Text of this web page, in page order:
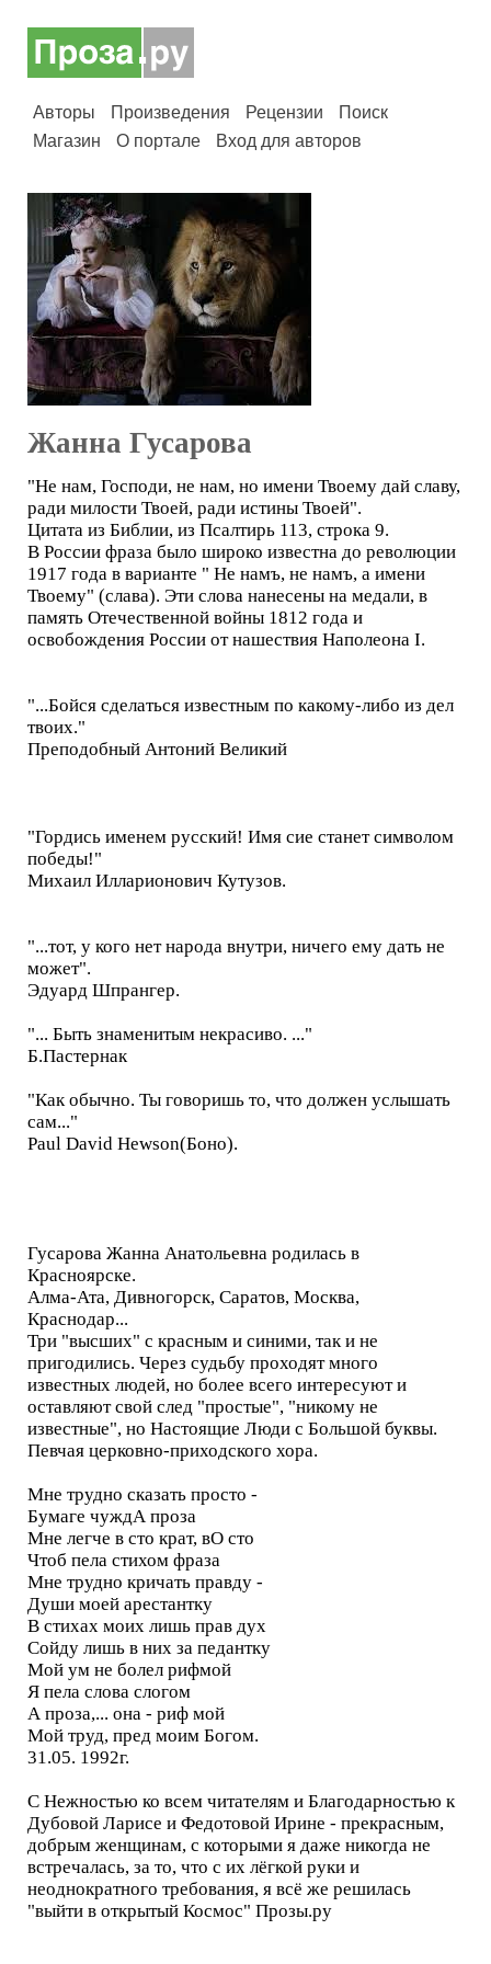
Авторы Произведения Рецензии
Поиск
Магазин
О портале Вход для авторов
Жанна Гусарова
"Не нам, Господи, не нам, но имени Твоему дай славу,
ради милости Твоей, ради истины Твоей".
Цитата из Библии, из Псалтирь 113, строка 9.
В России фраза было широко известна до революции
1917 года в варианте " Не намъ, не намъ, а имени
Твоему" (слава). Эти слова нанесены на медали, в
память Отечественной войны 1812 года и
освобождения России от нашествия Наполеона I.
"...Бойся сделаться известным по какому-либо из дел
твоих."
Преподобный Антоний Великий
"Гордись именем русский! Имя сие станет символом
победы!"
Михаил Илларионович Кутузов.
"...тот, у кого нет наро­да внутри, ничего ему дать не
может".
Эдуард Шпрангер.
"... Быть знаменитым некрасиво. ..."
Б.Пастернак
"Как обычно. Ты говоришь то, что должен услышать
сам..."
Paul David Hewson(Боно).
Гусарова Жанна Анатольевна родилась в
Красноярске.
Алма-Ата, Дивногорск, Саратов, Москва,
Краснодар...
Три "высших" с красным и синими, так и не
пригодились. Через судьбу проходят много
известных людей, но более всего интересуют и
оставляют свой след "простые", "никому не
известные", но Настоящие Люди с Большой буквы.
Певчая церковно-приходского хора.
Мне трудно сказать просто -
Бумаге чуждА проза
Мне легче в сто крат, вО сто
Чтоб пела стихом фраза
Мне трудно кричать правду -
Души моей арестантку
В стихах моих лишь прав дух
Сойду лишь в них за педантку
Мой ум не болел рифмой
Я пела слова слогом
А проза,... она - риф мой
Мой труд, пред моим Богом.
31.05. 1992г.
С Нежностью ко всем читателям и Благодарностью к
Дубовой Ларисе и Федотовой Ирине - прекрасным,
добрым женщинам, с которыми я даже никогда не
встречалась, за то, что с их лёгкой руки и
неоднократного требования, я всё же решилась
"выйти в открытый Космос" Прозы.ру